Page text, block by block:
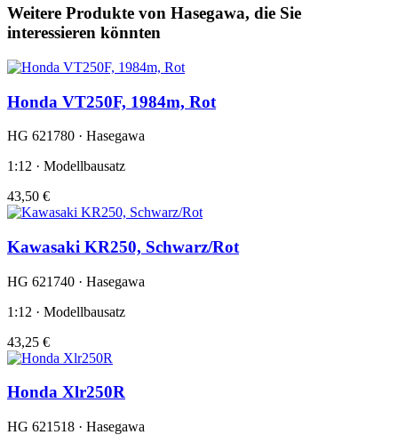
Weitere Produkte von Hasegawa, die Sie
interessieren könnten
Honda VT250F, 1984m, Rot
HG 621780 · Hasegawa
1:12 · Modellbausatz
43,50 €
Kawasaki KR250, Schwarz/Rot
HG 621740 · Hasegawa
1:12 · Modellbausatz
43,25 €
Honda Xlr250R
HG 621518 · Hasegawa